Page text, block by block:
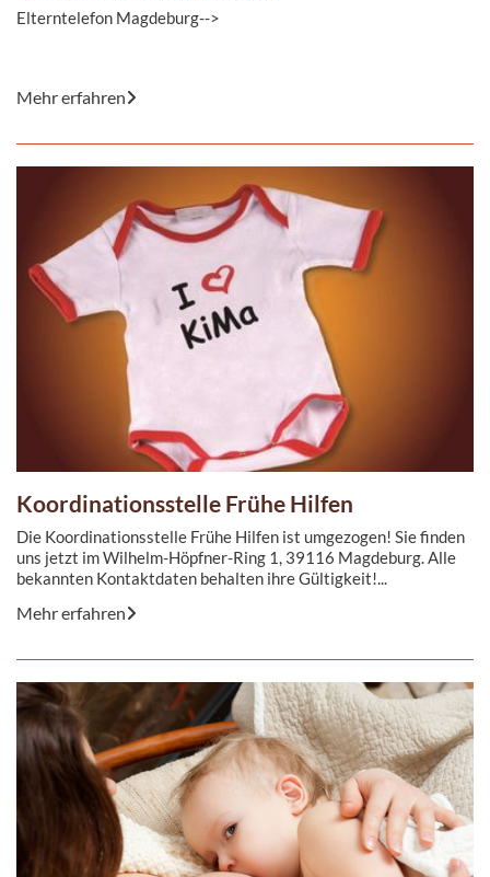
Elterntelefon Magdeburg-->
Krankes Kind und ...
Mehr erfahren
Koordinationsstelle Frühe Hilfen
Die Koordinationsstelle Frühe Hilfen ist umgezogen! Sie finden
uns jetzt im Wilhelm-Höpfner-Ring 1, 39116 Magdeburg. Alle
bekannten Kontaktdaten behalten ihre Gültigkeit!...
Mehr erfahren